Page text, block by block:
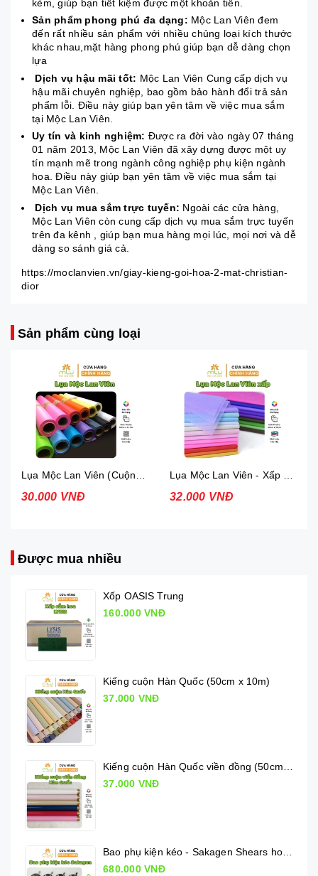
kèm, giúp bạn tiết kiệm được một khoản tiền.
Sản phẩm phong phú đa dạng: Mộc Lan Viên đem
đến rất nhiều sản phẩm với nhiều chủng loại kích thước
khác nhau,mặt hàng phong phú giúp bạn dễ dàng chọn
lựa
Dịch vụ hậu mãi tốt: Mộc Lan Viên Cung cấp dịch vụ
hậu mãi chuyên nghiệp, bao gồm bảo hành đổi trả sản
phẩm lỗi. Điều này giúp bạn yên tâm về việc mua sắm
tại Mộc Lan Viên.
Uy tín và kinh nghiệm: Được ra đời vào ngày 07 tháng
01 năm 2013, Mộc Lan Viên đã xây dựng được một uy
tín mạnh mẽ trong ngành công nghiệp phụ kiện ngành
hoa. Điều này giúp bạn yên tâm về việc mua sắm tại
Mộc Lan Viên.
Dịch vụ mua sắm trực tuyến: Ngoài các cửa hàng,
Mộc Lan Viên còn cung cấp dịch vụ mua sắm trực tuyến
trên đa kênh , giúp bạn mua hàng mọi lúc, mọi nơi và dễ
dàng so sánh giá cả.
https://moclanvien.vn/giay-kieng-goi-hoa-2-mat-christian-
dior
Sản phẩm cùng loại
Lụa Mộc Lan Viên (Cuộn 52cm x13yard)
30.000 VNĐ
Lụa Mộc Lan Viên - Xấp 36 tờ
32.000 VNĐ
Được mua nhiều
Xốp OASIS Trung
160.000 VNĐ
Kiếng cuộn Hàn Quốc (50cm x 10m)
37.000 VNĐ
Kiếng cuộn Hàn Quốc viền đồng (50cm x 10m)
37.000 VNĐ
Bao phụ kiện kéo - Sakagen Shears holder
680.000 VNĐ